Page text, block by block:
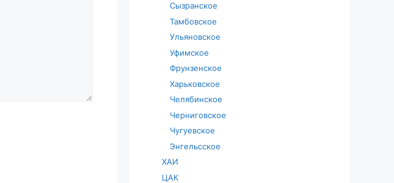
Сызранское
Тамбовское
Ульяновское
Уфимское
Фрунзенское
Харьковское
Челябинское
Черниговское
Чугуевское
Энгельсское
ХАИ
ЦАК